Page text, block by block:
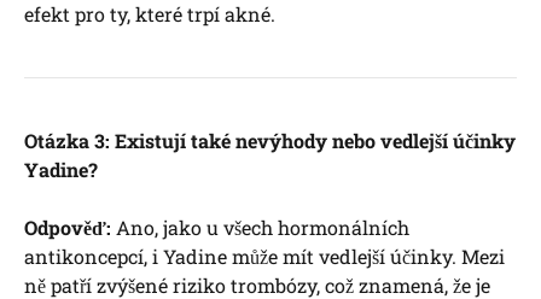
efekt pro ty, které trpí akné.
Otázka 3: Existují také nevýhody nebo vedlejší účinky
Yadine?
Odpověď: Ano, jako u všech hormonálních
antikoncepcí, i Yadine může mít vedlejší účinky. Mezi
ně patří zvýšené riziko trombózy, což znamená, že je